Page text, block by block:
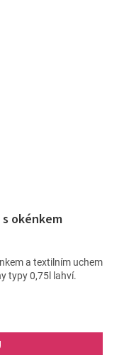
okénkem
a textilním uchem
typy 0,75l lahví.